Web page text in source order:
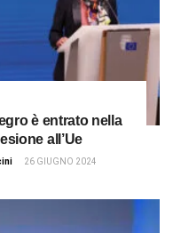
è entrato nella
all’Ue
26 GIUGNO 2024